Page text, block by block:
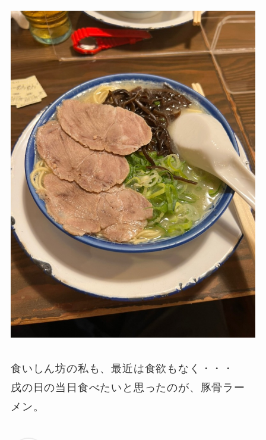
食いしん坊の私も、最近は食欲もなく・・・
戌の日の当日食べたいと思ったのが、豚骨ラー
メン。